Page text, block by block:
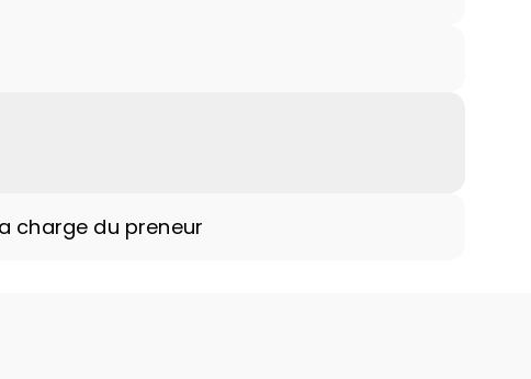
charge du preneur